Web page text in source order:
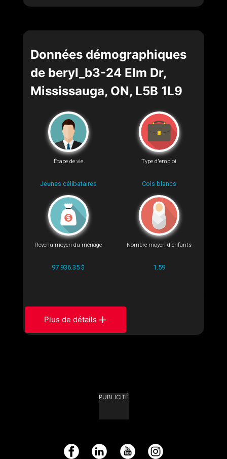
Données démographiques
de beryl_b3-24 Elm Dr,
Mississauga, ON, L5B 1L9
Étape de vie
Jeunes célibataires
Type d'emploi
Cols blancs
Revenu moyen du ménage
97 936.35 $
Nombre moyen d'enfants
1.59
Plus de détails
PUBLICITÉ
Facebook LinkedIn YouTube Instagram